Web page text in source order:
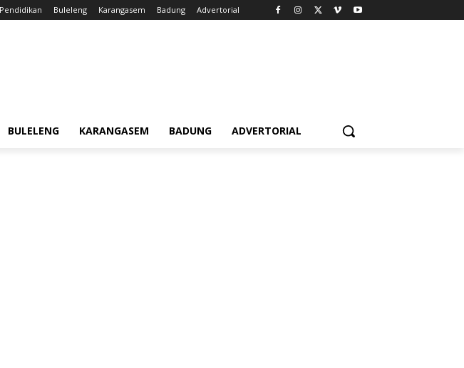
Pendidikan Buleleng Karangasem Badung Advertorial
BULELENG KARANGASEM BADUNG ADVERTORIAL